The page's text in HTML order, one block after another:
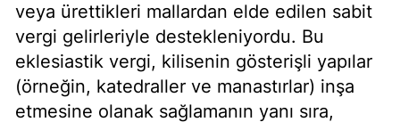
veya ürettikleri mallardan elde edilen sabit
vergi gelirleriyle destekleniyordu. Bu
eklesiastik vergi, kilisenin gösterişli yapılar
(örneğin, katedraller ve manastırlar) inşa
etmesine olanak sağlamanın yanı sıra,